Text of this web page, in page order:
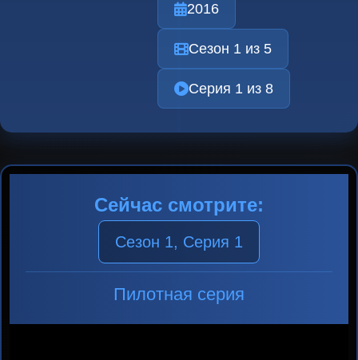
2016
Сезон 1 из 5
Серия 1 из 8
Сейчас смотрите:
Сезон 1, Серия 1
Пилотная серия